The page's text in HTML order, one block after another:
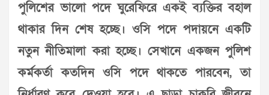
পুলিশের ভালো পদে ঘুরেফিরে একই ব্যক্তির বহাল
থাকার দিন শেষ হচ্ছে। ওসি পদে পদায়নে একটি
নতুন নীতিমালা করা হচ্ছে। সেখানে একজন পুলিশ
কর্মকর্তা কতদিন ওসি পদে থাকতে পারবেন, তা